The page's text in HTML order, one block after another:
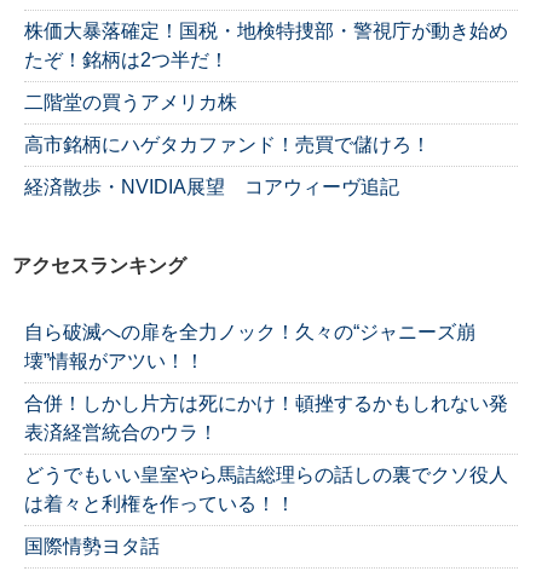
株価大暴落確定！国税・地検特捜部・警視庁が動き始め
たぞ！銘柄は2つ半だ！
二階堂の買うアメリカ株
高市銘柄にハゲタカファンド！売買で儲けろ！
経済散歩・NVIDIA展望 コアウィーヴ追記
アクセスランキング
自ら破滅への扉を全力ノック！久々の“ジャニーズ崩
壊”情報がアツい！！
合併！しかし片方は死にかけ！頓挫するかもしれない発
表済経営統合のウラ！
どうでもいい皇室やら馬詰総理らの話しの裏でクソ役人
は着々と利権を作っている！！
国際情勢ヨタ話